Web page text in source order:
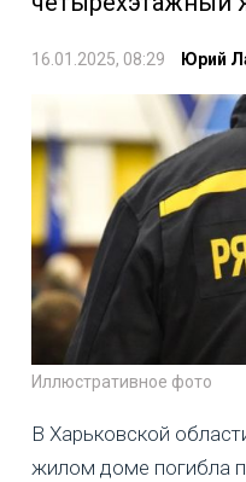
16.01.2025, 08:29 Юрий
Иллюстративное фото
В Харьковской
жилом доме погибла